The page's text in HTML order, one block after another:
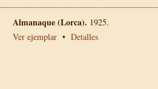
Almanaque (Lorca). 1925.
Ver ejemplar • Detalles